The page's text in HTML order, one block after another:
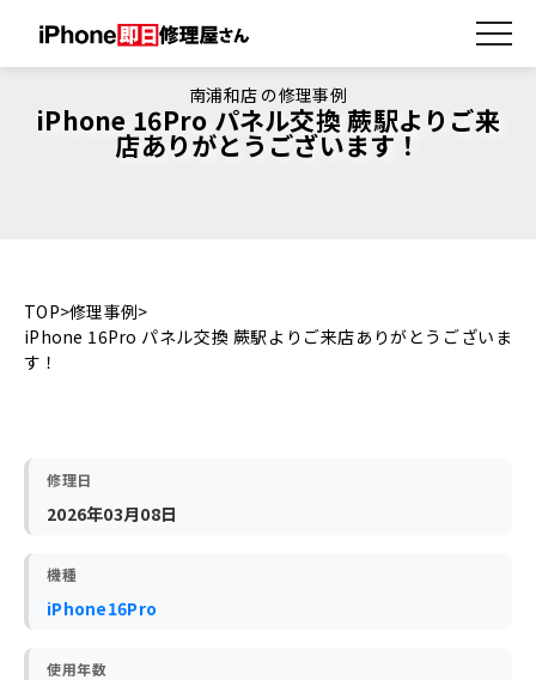
南浦和店 の修理事例
iPhone 16Pro パネル交換 蕨駅よりご来
店ありがとうございます！
TOP 修理事例
iPhone 16Pro パネル交換 蕨駅よりご来店ありがとうございま
す！
修理日
2026年03月08日
機種
iPhone16Pro
使用年数